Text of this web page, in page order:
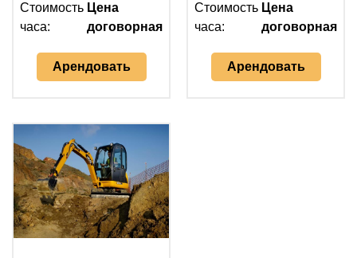
Стоимость
часа:
Цена
договорная
Арендовать
Стоимость
часа:
Цена
договорная
Арендовать